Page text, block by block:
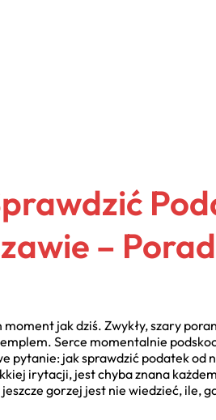
–
jak dziś. Zwykły, szary
Serce momentalnie
pytanie: jak sprawdzić podatek od
irytacji, jest chyba znana
gorzej jest nie wiedzieć, ile,